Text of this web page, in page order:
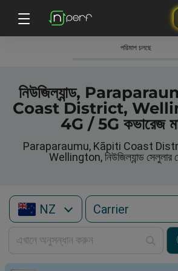
পরিমাপ চলছে
নিউজিল্যান্ড,
Coast District,
4G / 5G কভারেজ
Paraparaumu, Kāpiti Coast
Wellington, নিউজিল্যান্ড সেলুলার
NZ